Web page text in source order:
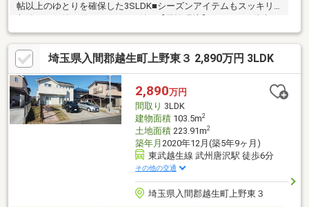
帖以上のゆとりを確保した3SLDK■シーズンアイテムもスッキリ
分・いなげや…徒歩17分・セブンイレブン…徒歩14分・ウエルシ
ア…徒歩13分～リフォーム工事・住宅ローンのご相談もお任せく
ださい～リフォーム費用を含めた住宅ローンのご提案のほか、頭
金や諸費用、計画的な月々のお支払いに至るまで丁寧にご説明さ
せて頂きます。また、提携銀行にて住宅ローン金利の大幅優遇も
ございます。☆歓迎中国籍！有中国籍員工中文対応！代理貸款
（没有永住・0首付可）
埼玉県入間郡越生町上野東３ 2,890万円 3LDK
2,890万円
間取り 3LDK
建物面積103.5m2
土地面積223.91m2
築年月 2020年12月(築5年9ヶ月)
東武越生線 武州唐沢駅 徒歩6分
その他の交通
埼玉県入間郡越生町上野東３